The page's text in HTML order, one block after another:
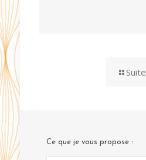
Suite
Ce que je vous propose :